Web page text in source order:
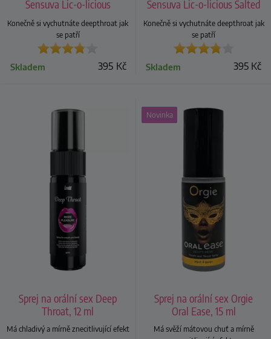
Sensuva Lic-o-licious
Watermelon
Konečně si vychutnáte deepthroat jak
se patří
395 Kč
Skladem
Sensuva Lic-o-licious Salted
Caramel
Konečně si vychutnáte deepthroat jak
se patří
395 Kč
Skladem
Sprej na orální sex Deep
Throat, 12 ml
Má chladivý a mírně znecitlivující efekt
Novinka
Sprej na orální sex Orgie
Oral Ease, 15 ml
Má svěží mátovou chuť a mírně